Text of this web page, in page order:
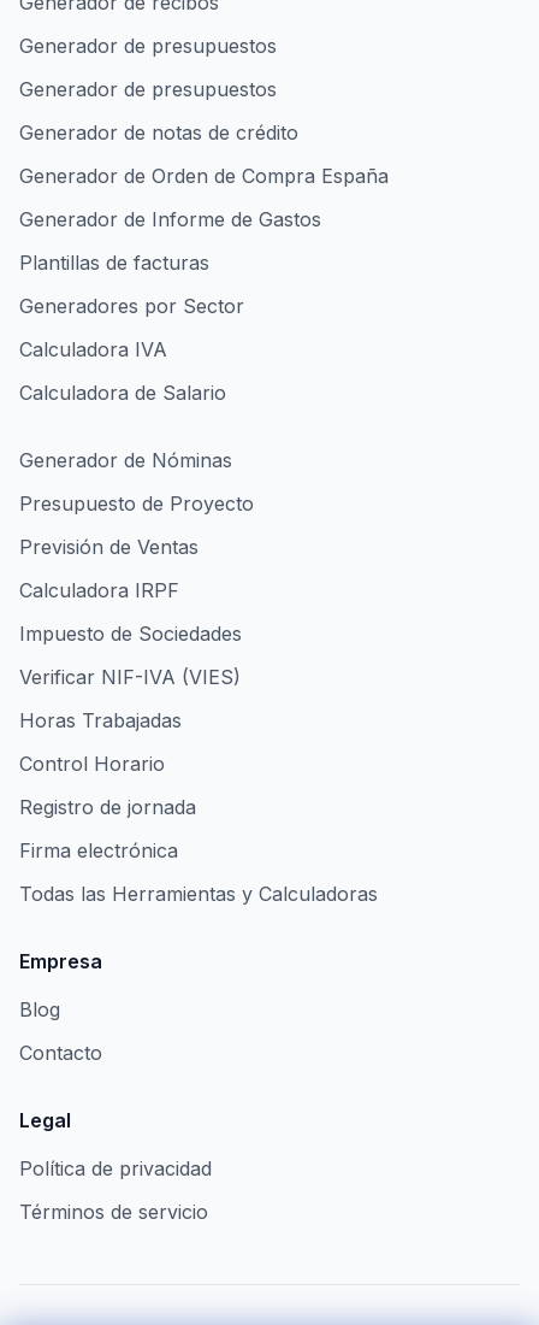
Generador de presupuestos
Generador de presupuestos
Generador de notas de crédito
Generador de Orden de Compra España
Generador de Informe de Gastos
Plantillas de facturas
Generadores por Sector
Calculadora IVA
Calculadora de Salario
Generador de Nóminas
Presupuesto de Proyecto
Previsión de Ventas
Calculadora IRPF
Impuesto de Sociedades
Verificar NIF-IVA (VIES)
Horas Trabajadas
Control Horario
Registro de jornada
Firma electrónica
Todas las Herramientas y Calculadoras
Empresa
Blog
Contacto
Legal
Política de privacidad
Términos de servicio